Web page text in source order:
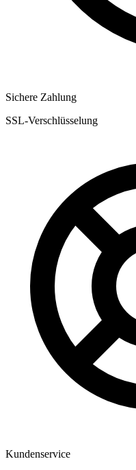
Sichere Zahlung
SSL-Verschlüsselung
Kundenservice